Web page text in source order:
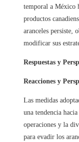
temporal a México
productos
aranceles persiste,
modificar sus
Respuestas y
Reacciones y
Las medidas
una tendencia
operaciones y la
para evadir los